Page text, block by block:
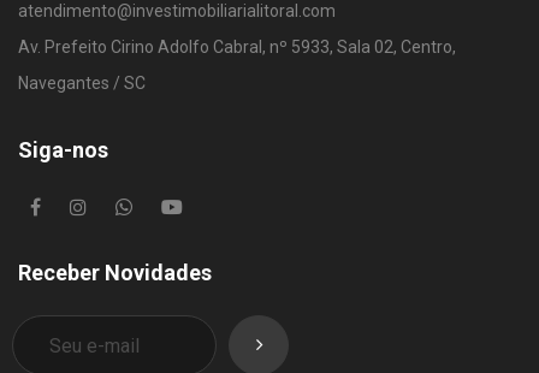
atendimento@investimobiliarialitoral.com
Av. Prefeito Cirino Adolfo Cabral, nº 5933, Sala 02, Centro,
Navegantes / SC
Siga-nos
Receber Novidades